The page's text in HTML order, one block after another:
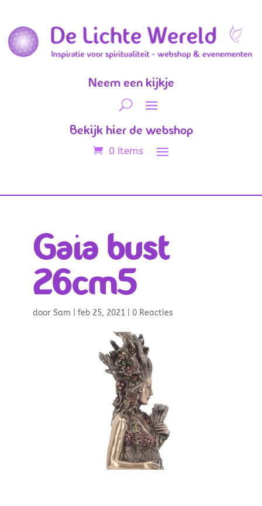
Neem een kijkje
Bekijk hier de webshop
0 items
Gaia bust
26cm5
door Sam feb 25, 2021 0 Reacties